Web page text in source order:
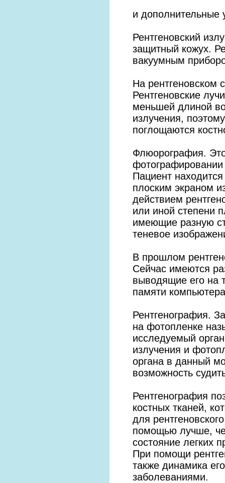
и дополнительные
Рентгеновский
защитный кожух.
вакуумным
На рентгеновском
Рентгеновские
меньшей длиной
излучения,
поглощаются
Флюорография.
фотографировании
Пациент
плоским экраном
действием
или иной степени
имеющие разную
теневое
В прошлом
Сейчас имеются
выводящие его на
памяти
Рентгенография.
на фотопленке
исследуемый
излучения и
органа в данный
возможность
Рентгенография
костных тканей,
для
помощью лучше,
состояние легких
При помощи
также динамика
заболеваниями.